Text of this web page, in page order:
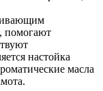
помогают
настойка
масла